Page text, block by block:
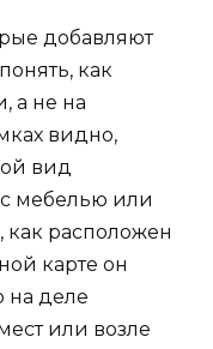
добавляют
как
а не на
видно,
вид
мебелью или
как расположен
карте он
на деле
или возле